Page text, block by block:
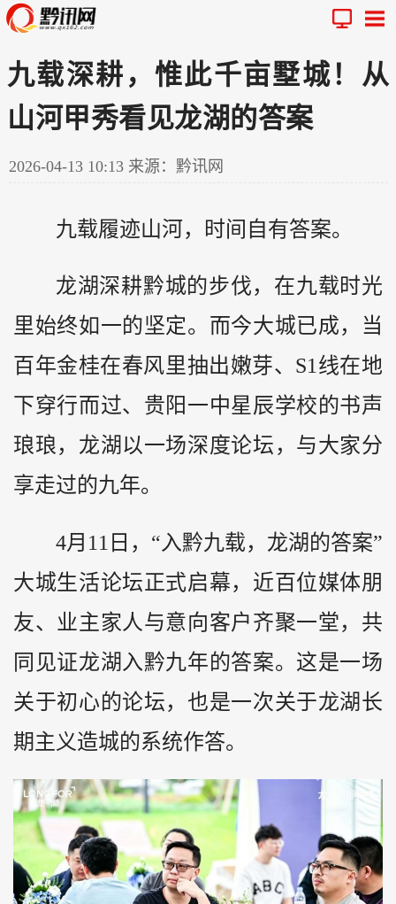
九载深耕，惟此千亩墅城！从
山河甲秀看见龙湖的答案
2026-04-13 10:13 来源：黔讯网
九载履迹山河，时间自有答案。
龙湖深耕黔城的步伐，在九载时光
里始终如一的坚定。而今大城已成，当
百年金桂在春风里抽出嫩芽、S1线在地
下穿行而过、贵阳一中星辰学校的书声
琅琅，龙湖以一场深度论坛，与大家分
享走过的九年。
4月11日，“入黔九载，龙湖的答案”
大城生活论坛正式启幕，近百位媒体朋
友、业主家人与意向客户齐聚一堂，共
同见证龙湖入黔九年的答案。这是一场
关于初心的论坛，也是一次关于龙湖长
期主义造城的系统作答。